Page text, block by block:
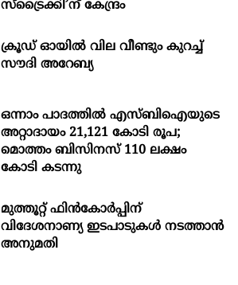
സ്ട്രെെക്കി’ന് കേന്ദ്രം
ക്രൂഡ് ഓയിൽ വില വീണ്ടും കുറച്ച്
സൗദി അറേബ്യ
ഒന്നാം പാദത്തിൽ എസ്ബിഐയുടെ
അറ്റാദായം 21,121 കോടി രൂപ;
മൊത്തം ബിസിനസ് 110 ലക്ഷം
കോടി കടന്നു
മുത്തൂറ്റ് ഫിൻകോർപ്പിന്
വിദേശനാണ്യ ഇടപാടുകൾ നടത്താൻ
അനുമതി